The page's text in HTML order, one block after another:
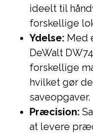
ideelt til
forskellige
Ydelse: Med
DeWalt
forskellige
hvilket gør
saveopgaver.
Præcision:
at levere